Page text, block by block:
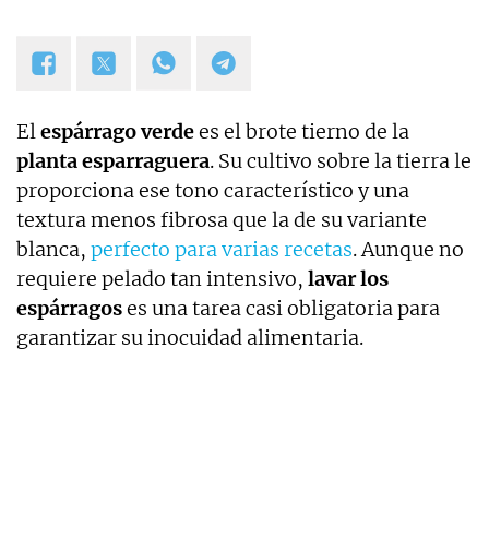
Elespárrago verdees el brote tierno de la
planta esparraguera. Su cultivo sobre la tierra le
proporciona ese tono característico y una
textura menos fibrosa que la de su variante
blanca, perfecto para varias recetas. Aunque no
requiere pelado tan intensivo, lavar los
espárragoses una tarea casi obligatoria para
garantizar su inocuidad alimentaria.